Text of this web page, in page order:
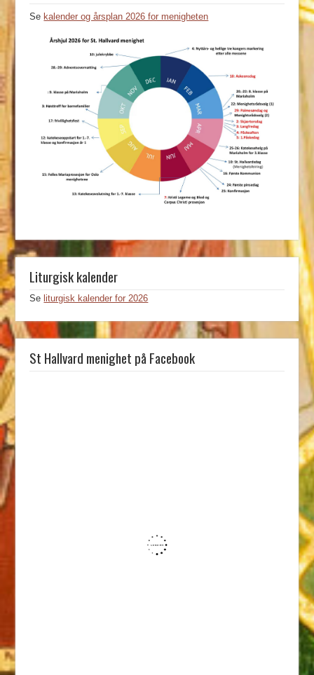
Se kalender og årsplan 2026 for menigheten
Liturgisk kalender
Seliturgisk kalender for 2026
St Hallvard menighet på Facebook